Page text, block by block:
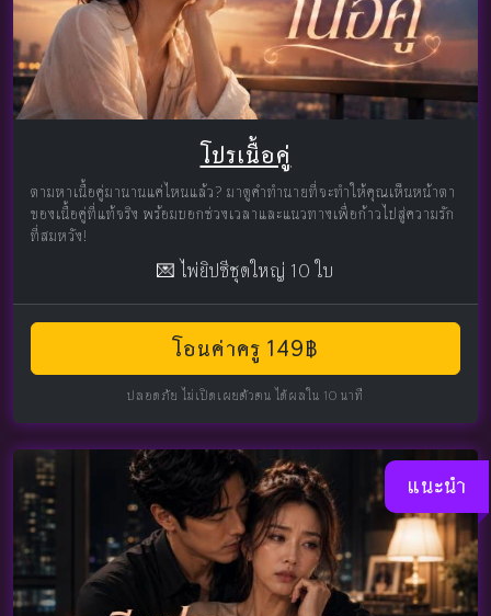
โปรเนื้อคู่
ตามหาเนื้อคู่มานานแค่ไหนแล้ว? มาดูคำทำนายที่จะทำให้คุณเห็นหน้าตา
ของเนื้อคู่ที่แท้จริง พร้อมบอกช่วงเวลาและแนวทางเพื่อก้าวไปสู่ความรัก
ที่สมหวัง!
💌 ไพ่ยิปซีชุดใหญ่ 10 ใบ
โอนค่าครู 149฿
ปลอดภัย ไม่เปิดเผยตัวตน ได้ผลใน 10 นาที
แนะนำ